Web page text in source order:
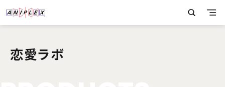
恋愛ラボ